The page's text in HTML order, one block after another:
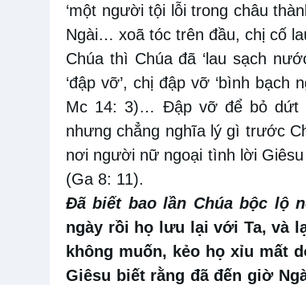
‘một người tội lỗi trong châu
Ngài… xoã tóc trên đầu, chị cố
Chúa thì Chúa đã ‘lau sạch
‘đập vỡ’, chị đập vỡ ‘bình bạch
Mc 14: 3)… Đập vỡ để bỏ dứt
nhưng chẳng nghĩa lý gì trước
nơi người nữ ngoại tình lời Giêsu
(Ga 8: 11).
Đã biết bao lần Chúa bộc lộ
ngày rồi họ lưu lại với Ta, và
không muốn, kẻo họ xỉu mất
Giêsu biết rằng đã đến giờ